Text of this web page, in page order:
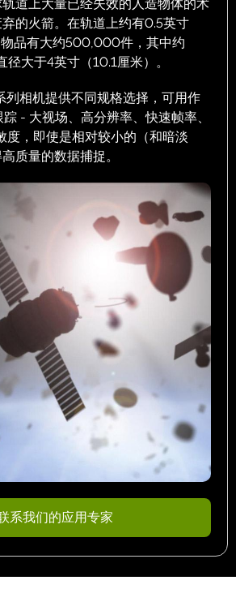
道上大量已经失效的人造物体的术
的火箭。在轨道上约有0.5英寸
物品有大约500,000件，其中约
大于4英寸（10.1厘米）。
列相机提供不同规格选择，可用作
- 大视场、高分辨率、快速帧率、
度，即使是相对较小的（和暗淡
质量的数据捕捉。
系我们的应用专家